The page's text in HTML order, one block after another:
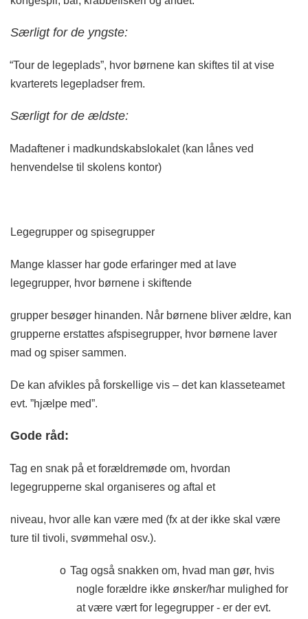
Særligt for de yngste:
“Tour de legeplads”, hvor børnene kan skiftes til at vise
kvarterets legepladser frem.
Særligt for de ældste:
Madaftener i madkundskabslokalet (kan lånes ved
henvendelse til skolens kontor)
Legegrupper og spisegrupper
Mange klasser har gode erfaringer med at lave
legegrupper, hvor børnene i skiftende
grupper besøger hinanden. Når børnene bliver ældre, kan
grupperne erstattes afspisegrupper, hvor børnene laver
mad og spiser sammen.
De kan afvikles på forskellige vis – det kan klasseteamet
evt. ”hjælpe med”.
Gode råd:
Tag en snak på et forældremøde om, hvordan
legegrupperne skal organiseres og aftal et
niveau, hvor alle kan være med (fx at der ikke skal være
ture til tivoli, svømmehal osv.).
o Tag også snakken om, hvad man gør, hvis
nogle forældre ikke ønsker/har mulighed for
at være vært for legegrupper - er der evt.